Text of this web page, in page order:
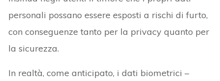
personali possano essere esposti a rischi di furto,
con conseguenze tanto per la privacy quanto per
la sicurezza.
In realtà, come anticipato, i dati biometrici –